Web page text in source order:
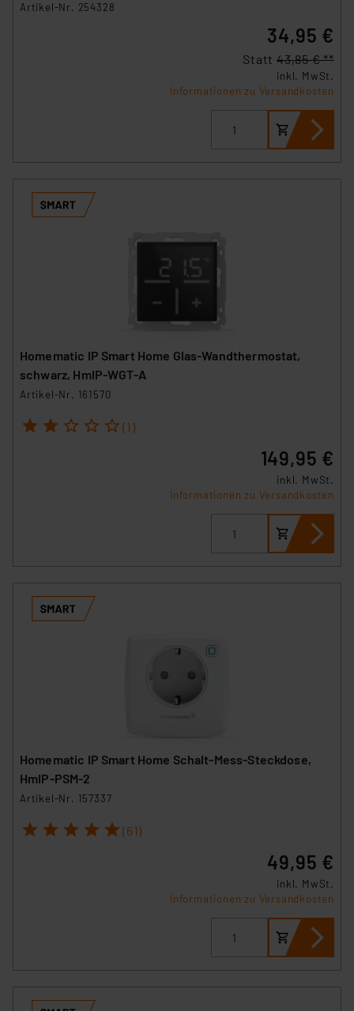
Artikel-Nr. 254328
34,95 €
Statt 43,85 € **
inkl. MwSt.
Informationen zu Versandkosten
Homematic IP Smart Home Glas-Wandthermostat,
schwarz, HmIP-WGT-A
Artikel-Nr. 161570
1 2 3 4 5 (1)
149,95 €
inkl. MwSt.
Informationen zu Versandkosten
Homematic IP Smart Home Schalt-Mess-Steckdose,
HmIP-PSM-2
Artikel-Nr. 157337
1 2 3 4 5 (61)
49,95 €
inkl. MwSt.
Informationen zu Versandkosten